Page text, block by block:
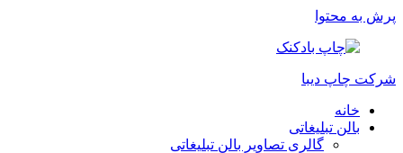
پرش به محتوا
شرکت چاپ دیبا
خانه
بالن تبلیغاتی
گالری تصاویر بالن تبلیغاتی